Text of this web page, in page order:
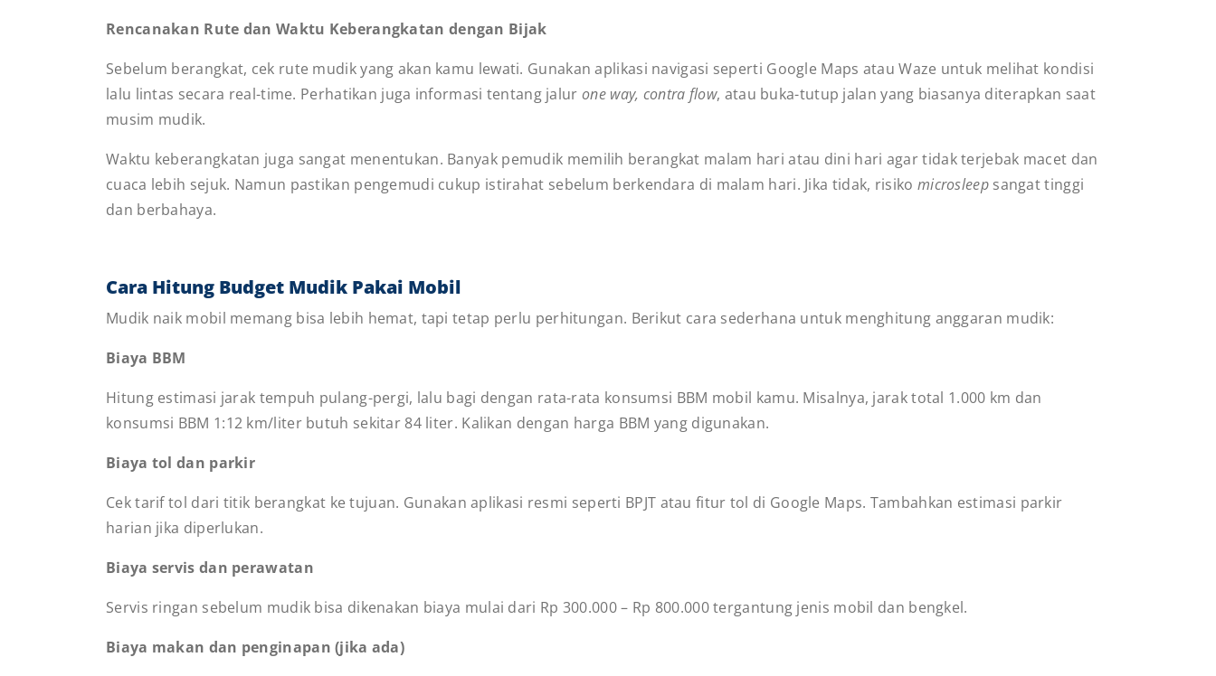
Rencanakan Rute dan Waktu Keberangkatan dengan Bijak
Sebelum berangkat, cek rute mudik yang akan kamu lewati. Gunakan aplikasi navigasi seperti Google Maps atau Waze untuk melihat kondisi
lalu lintas secara real-time. Perhatikan juga informasi tentang jalur one way, contra flow, atau buka-tutup jalan yang biasanya diterapkan saat
musim mudik.
Waktu keberangkatan juga sangat menentukan. Banyak pemudik memilih berangkat malam hari atau dini hari agar tidak terjebak macet dan
cuaca lebih sejuk. Namun pastikan pengemudi cukup istirahat sebelum berkendara di malam hari. Jika tidak, risiko microsleepsangat tinggi
dan berbahaya.
Cara Hitung Budget Mudik Pakai Mobil
Mudik naik mobil memang bisa lebih hemat, tapi tetap perlu perhitungan. Berikut cara sederhana untuk menghitung anggaran mudik:
Biaya BBM
Hitung estimasi jarak tempuh pulang-pergi, lalu bagi dengan rata-rata konsumsi BBM mobil kamu. Misalnya, jarak total 1.000 km dan
konsumsi BBM 1:12 km/liter butuh sekitar 84 liter. Kalikan dengan harga BBM yang digunakan.
Biaya tol dan parkir
Cek tarif tol dari titik berangkat ke tujuan. Gunakan aplikasi resmi seperti BPJT atau fitur tol di Google Maps. Tambahkan estimasi parkir
harian jika diperlukan.
Biaya servis dan perawatan
Servis ringan sebelum mudik bisa dikenakan biaya mulai dari Rp 300.000 – Rp 800.000 tergantung jenis mobil dan bengkel.
Biaya makan dan penginapan (jika ada)